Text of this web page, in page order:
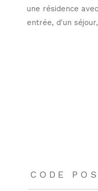
une résidence
entrée, d'un
CODE